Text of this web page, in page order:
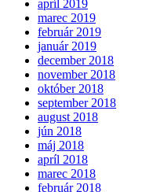
apríl 2019
marec 2019
február 2019
január 2019
december 2018
november 2018
október 2018
september 2018
august 2018
jún 2018
máj 2018
apríl 2018
marec 2018
február 2018